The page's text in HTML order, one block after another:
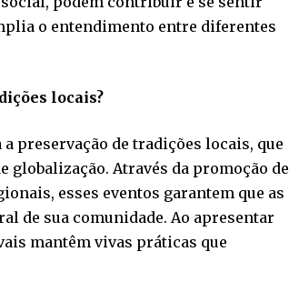
o entendimento entre diferentes
locais?
preservação de tradições locais, que
globalização. Através da promoção de
esses eventos garantem que as
de sua comunidade. Ao apresentar
mantêm vivas práticas que